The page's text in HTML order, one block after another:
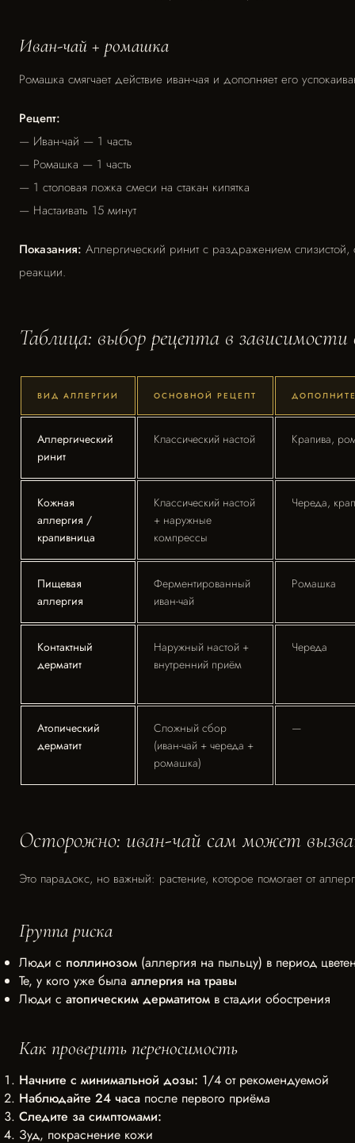
Иван-чай + ромашка
Ромашка смягчает действие иван-чая и дополняет его
Рецепт:
— Иван-чай — 1 часть
— Ромашка — 1 часть
— 1 столовая ложка смеси на стакан кипятка
— Настаивать 15 минут
Показания: Аллергический ринит с раздражением
реакции.
Таблица: выбор рецепта в
ВИД АЛЛЕРГИИ ОСНОВНОЙ РЕЦЕПТ
Аллергический
ринит
Классический настой Крапива,
Кожная
аллергия /
крапивница
Классический настой
+ наружные
компрессы
Череда,
Пищевая
аллергия
Ферментированный
иван-чай
Ромашка
Контактный
дерматит
Наружный настой +
внутренний приём
Череда
Атопический
дерматит
Сложный сбор
(иван-чай + череда +
ромашка)
—
Осторожно: иван-чай сам может
Это парадокс, но важный: растение, которое помогает от
Группа риска
Люди с поллинозом (аллергия на пыльцу) в период
Те, у кого уже была аллергия на травы
Люди с атопическим дерматитом в стадии обострения
Как проверить переносимость
Начните с минимальной дозы: 1/4 от рекомендуемой
Наблюдайте 24 часа после первого приёма
Следите за симптомами:
Зуд, покраснение кожи